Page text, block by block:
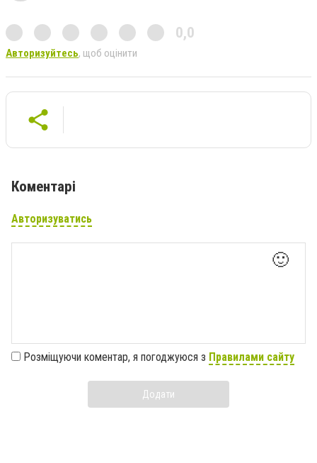
0,0
Авторизуйтесь, щоб оцінити
Коментарі
Авторизуватись
🙂
Розміщуючи коментар, я погоджуюся з Правилами сайту
Додати